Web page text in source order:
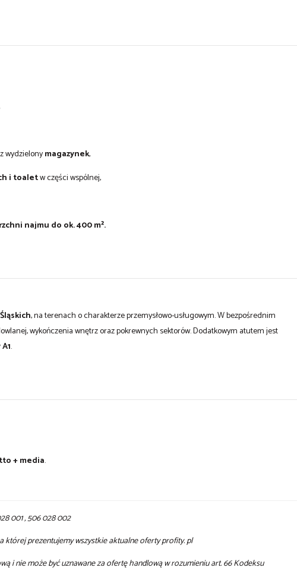
wydzielonymagazynek,
i toaletw części wspólnej,
najmu do ok. 400 m².
, na terenach o charakterze przemysłowo-usługowym. W bezpośrednim
wykończenia wnętrz oraz pokrewnych sektorów. Dodatkowym atutem jest
.
+ media.
001 , 506 028 002
której prezentujemy wszystkie aktualne oferty profity. pl
i nie może być uznawane za ofertę handlową w rozumieniu art. 66 Kodeksu